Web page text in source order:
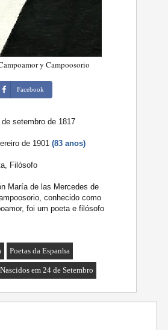
y Campoosorio
Facebook
de setembro de 1817
de 1901(83 anos)
Filósofo
María de las Mercedes de
conhecido como
foi um poeta e filósofo
Poetas da Espanha
Nascidos em 24 de Setembro